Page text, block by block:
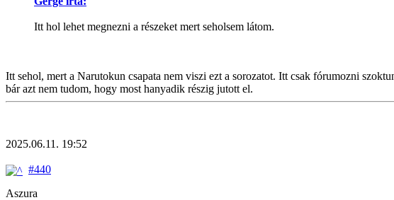
Itt hol lehet megnezni a részeket mert seholsem látom.
Itt sehol, mert a Narutokun csapata nem viszi ezt a sorozatot. Itt csak fórumozni
bár azt nem tudom, hogy most hanyadik részig jutott el.
2025.06.11. 19:52
#440
Aszura